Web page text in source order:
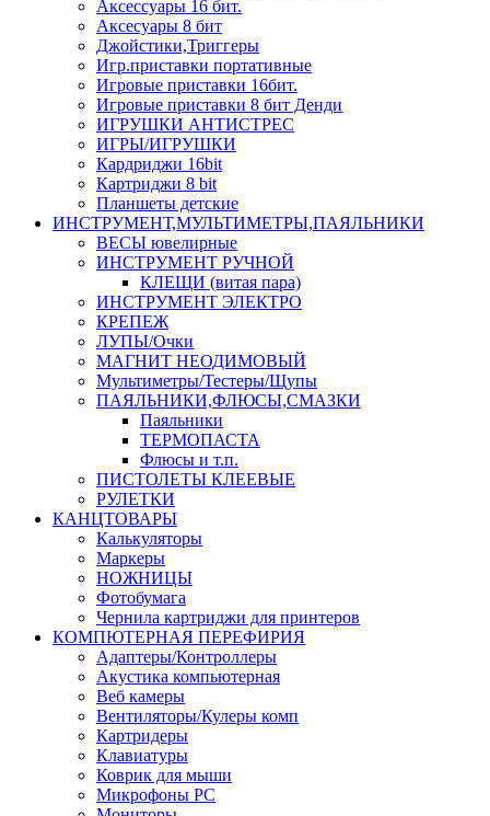
Аксессуары 16 бит.
Аксесуары 8 бит
Джойстики,Триггеры
Игр.приставки портативные
Игровые приставки 16бит.
Игровые приставки 8 бит Денди
ИГРУШКИ АНТИСТРЕС
ИГРЫ/ИГРУШКИ
Кардриджи 16bit
Картриджи 8 bit
Планшеты детские
ИНСТРУМЕНТ,МУЛЬТИМЕТРЫ,ПАЯЛЬНИКИ
ВЕСЫ ювелирные
ИНСТРУМЕНТ РУЧНОЙ
КЛЕЩИ (витая пара)
ИНСТРУМЕНТ ЭЛЕКТРО
КРЕПЕЖ
ЛУПЫ/Очки
МАГНИТ НЕОДИМОВЫЙ
Мультиметры/Тестеры/Щупы
ПАЯЛЬНИКИ,ФЛЮСЫ,СМАЗКИ
Паяльники
ТЕРМОПАСТА
Флюсы и т.п.
ПИСТОЛЕТЫ КЛЕЕВЫЕ
РУЛЕТКИ
КАНЦТОВАРЫ
Калькуляторы
Маркеры
НОЖНИЦЫ
Фотобумага
Чернила картриджи для принтеров
КОМПЮТЕРНАЯ ПЕРЕФИРИЯ
Адаптеры/Контроллеры
Акустика компьютерная
Веб камеры
Вентиляторы/Кулеры комп
Картридеры
Клавиатуры
Коврик для мыши
Микрофоны PC